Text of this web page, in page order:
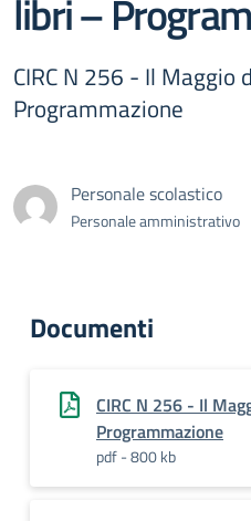
libri –
CIRC N 256 - Il Maggio
Programmazione
Personale scolastico
Personale amministrativo
Documenti
CIRC N 256 - Il
Programmazione
pdf - 800 kb